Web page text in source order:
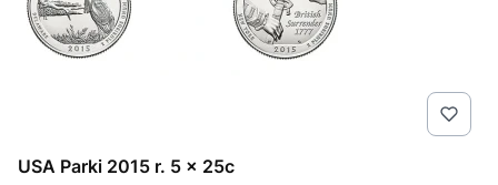
USA Parki 2015 r. 5 x 25c